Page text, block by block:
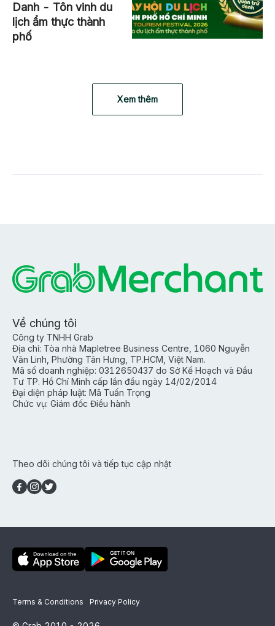
Danh - Tôn vinh du
lịch ẩm thực thành
phố
Xem thêm
Về chúng tôi
Công ty TNHH Grab
Địa chỉ: Tòa nhà Mapletree Business Centre, 1060 Nguyễn
Văn Linh, Phường Tân Hưng, TP.HCM, Việt Nam.
Mã số doanh nghiệp: 0312650437 do Sở Kế Hoạch và Đầu
Tư TP. Hồ Chí Minh cấp lần đầu ngày 14/02/2014
Đại diện pháp luật: Mã Tuấn Trọng
Chức vụ: Giám đốc Điều hành
Theo dõi chúng tôi và tiếp tục cập nhật
Terms & Conditions Privacy Policy